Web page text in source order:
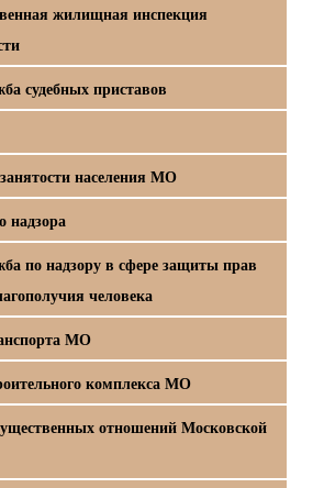
жилищная инспекция
судебных приставов
населения МО
надзора
по надзору в сфере защиты прав
человека
МО
комплекса МО
отношений Московской